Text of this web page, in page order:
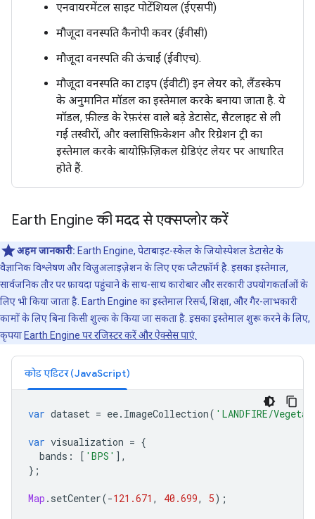
एनवायरमेंटल साइट पोटेंशियल (ईएसपी)
मौजूदा वनस्पति कैनोपी कवर (ईवीसी)
मौजूदा वनस्पति की ऊंचाई (ईवीएच).
मौजूदा वनस्पति का टाइप (ईवीटी) इन लेयर को, लैंडस्केप
के अनुमानित मॉडल का इस्तेमाल करके बनाया जाता है. ये
मॉडल, फ़ील्ड के रेफ़रंस वाले बड़े डेटासेट, सैटलाइट से ली
गई तस्वीरों, और क्लासिफ़िकेशन और रिग्रेशन ट्री का
इस्तेमाल करके बायोफ़िज़िकल ग्रेडिएंट लेयर पर आधारित
होते हैं.
Earth Engine की मदद से एक्सप्लोर करें
अहम जानकारी: Earth Engine, पेटाबाइट-स्केल के जियोस्पेशल डेटासेट के
वैज्ञानिक विश्लेषण और विज़ुअलाइज़ेशन के लिए एक प्लैटफ़ॉर्म है. इसका इस्तेमाल,
सार्वजनिक तौर पर फ़ायदा पहुंचाने के साथ-साथ कारोबार और सरकारी उपयोगकर्ताओं के
लिए भी किया जाता है. Earth Engine का इस्तेमाल रिसर्च, शिक्षा, और गैर-लाभकारी
कामों के लिए बिना किसी शुल्क के किया जा सकता है. इसका इस्तेमाल शुरू करने के लिए,
कृपया Earth Engine पर रजिस्टर करें और ऐक्सेस पाएं.
कोड एडिटर (JavaScript)
var dataset = ee. ImageCollection( 'LANDFIRE/
var visualization = {
bands : [ 'BPS' ],
};
Map . setCenter(-121.671 , 40.699, 5);